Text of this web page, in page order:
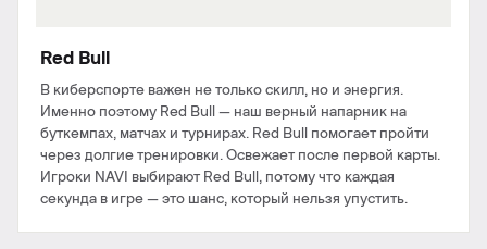
Red Bull
В киберспорте важен не только скилл, но и энергия.
Именно поэтому Red Bull — наш верный напарник на
буткемпах, матчах и турнирах. Red Bull помогает пройти
через долгие тренировки. Освежает после первой карты.
Игроки NAVI выбирают Red Bull, потому что каждая
секунда в игре — это шанс, который нельзя упустить.